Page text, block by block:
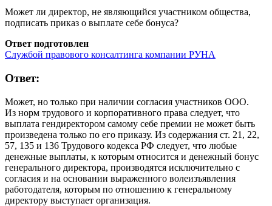
Может ли директор, не являющийся участником общества,
подписать приказ о выплате себе бонуса?
Ответ подготовлен
Службой правового консалтинга компании РУНА
Ответ:
Может, но только при наличии согласия участников ООО.
Из норм трудового и корпоративного права следует, что
выплата гендиректором самому себе премии не может быть
произведена только по его приказу. Из содержания ст. 21, 22,
57, 135 и 136 Трудового кодекса РФ следует, что любые
денежные выплаты, к которым относится и денежный бонус
генерального директора, производятся исключительно с
согласия и на основании выраженного волеизъявления
работодателя, которым по отношению к генеральному
директору выступает организация.